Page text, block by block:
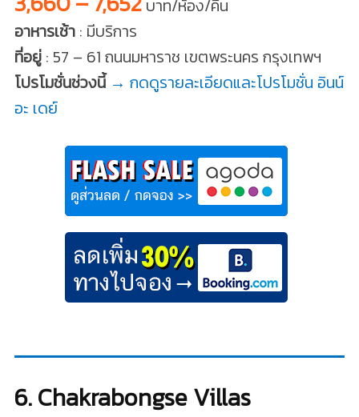
บาท/ห้อง/คืน
อาหารเช้า: มีบริการ
ที่อยู่: 57 – 61 ถนนมหาราช เขตพระนคร กรุงเทพฯ
โปรโมชั่นช่วงนี้ → กดดูรายละเอียดและโปรโมชั่น อินน์
อะ เดย์
6. Chakrabongse Villas